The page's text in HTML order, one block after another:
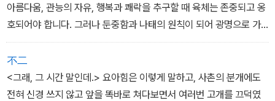
아름다움, 관능의 자유, 행복과 쾌락을 추구할 때 육체는 존중되고 옹
호되어야 합니다. 그러나 둔중함과 나태의 원칙이 되어 광명으로 가
는 움직임을 방해할 때 육체는 멸시되어야 합니다.˝
不二
<그래, 그 시간 말인데.> 요아힘은 이렇게 말하고, 사촌의 분개에도
전혀 신경 쓰지 않고 앞을 똑바로 쳐다보면서 여러번 고개를 끄덕였